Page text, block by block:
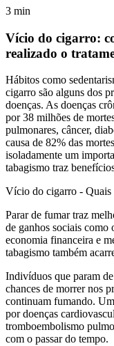
3 min
Vício do cigarro:
realizado o
Hábitos como
cigarro são alguns dos
doenças. As doenças
por 38 milhões de
pulmonares, câncer,
causa de 82% das
isoladamente um
tabagismo traz
Vício do cigarro - Quais
Parar de fumar traz
de ganhos sociais como
economia financeira e
tabagismo também
Indivíduos que param
chances de morrer nos
continuam fumando.
por doenças
tromboembolismo
com o passar do tempo.